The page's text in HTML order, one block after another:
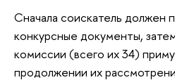
Сначала соискатель должен
конкурсные документы,
комиссии (всего их 34)
продолжении их